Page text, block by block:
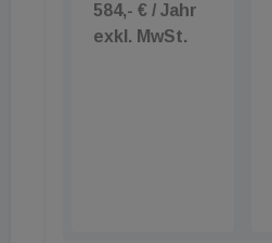
584,- € / Jahr
exkl. MwSt.